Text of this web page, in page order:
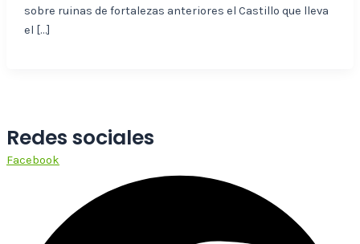
sobre ruinas de fortalezas anteriores el Castillo que lleva
el […]
Redes sociales
Facebook